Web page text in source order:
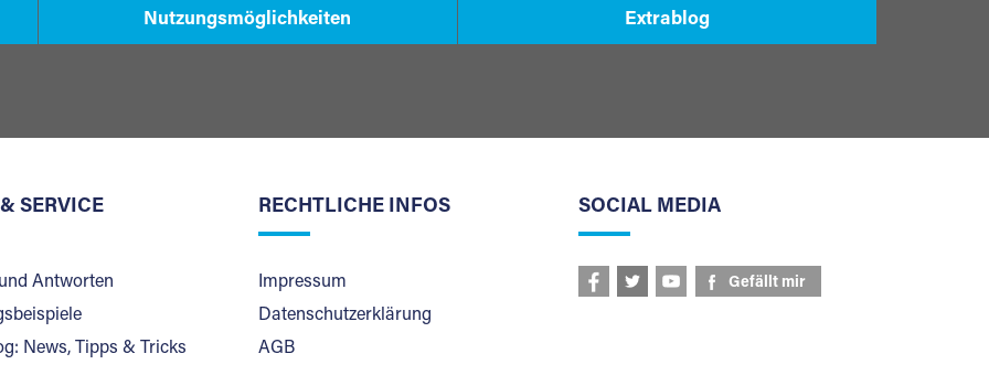
Nutzungsmöglichkeiten Extrablog
SERVICE
Antworten
News, Tipps & Tricks
RECHTLICHE INFOS
Impressum
Datenschutzerklärung
AGB
SOCIAL MEDIA
Gefällt mir